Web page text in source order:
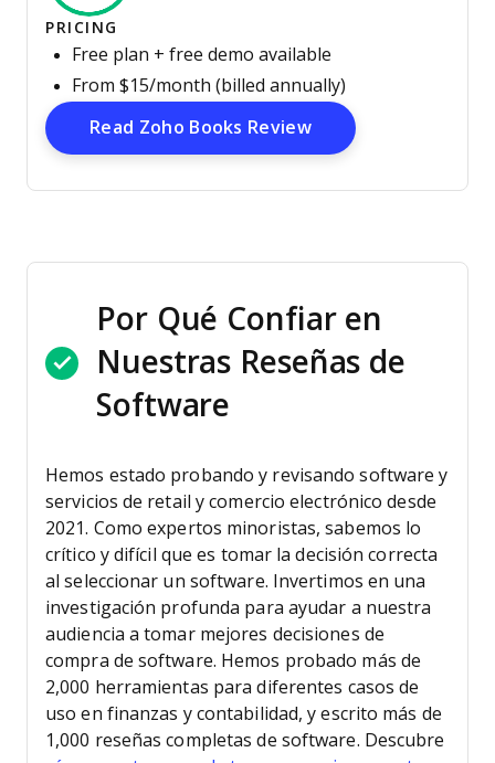
PRICING
Free plan + free demo available
From $15/month (billed annually)
Read Zoho Books ReviewOpens New Window
Por Qué Confiar en
Nuestras Reseñas de
Software
Hemos estado probando y revisando software y
servicios de retail y comercio electrónico desde
2021. Como expertos minoristas, sabemos lo
crítico y difícil que es tomar la decisión correcta
al seleccionar un software. Invertimos en una
investigación profunda para ayudar a nuestra
audiencia a tomar mejores decisiones de
compra de software. Hemos probado más de
2,000 herramientas para diferentes casos de
uso en finanzas y contabilidad, y escrito más de
1,000 reseñas completas de software. Descubre